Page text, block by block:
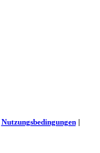
Nutzungsbedingungen|